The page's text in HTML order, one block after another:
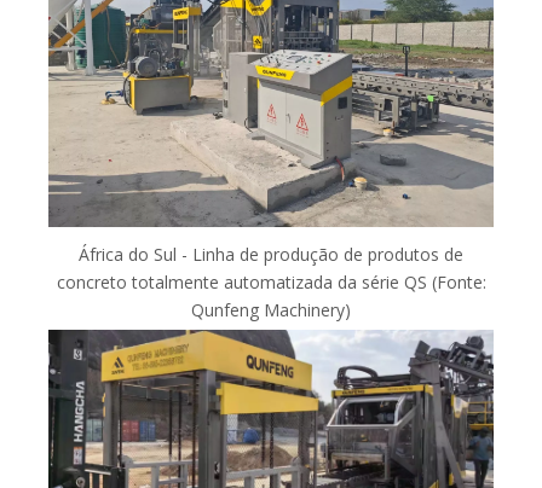
África do Sul - Linha de produção de produtos de
concreto totalmente automatizada da série QS (Fonte:
Qunfeng Machinery)